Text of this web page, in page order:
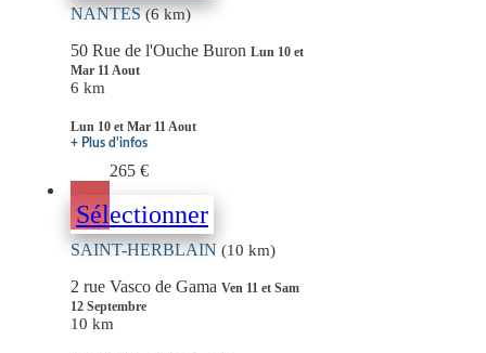
NANTES(6 km)
50 Rue de l'Ouche Buron Lun 10 et
Mar 11 Aout
6 km
Lun 10 et Mar 11 Aout
+ Plus d'infos
265 €
Sélectionner
SAINT-HERBLAIN (10 km)
2 rue Vasco de Gama Ven 11 et Sam
12 Septembre
10 km